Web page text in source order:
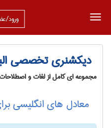
ورود/
دیکشنری تخصصی
مجموعه ای کامل از لغات و
معادل های انگلیسی